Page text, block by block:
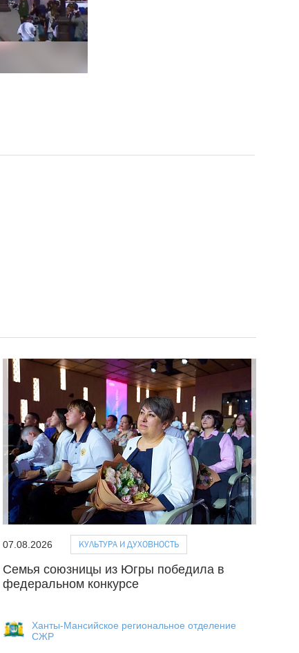
07.08.2026 КУЛЬТУРА И ДУХОВНОСТЬ
Семья союзницы из Югры победила в
федеральном конкурсе
Ханты-Мансийское региональное отделение
СЖР